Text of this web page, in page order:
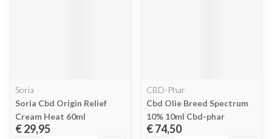
Soria
Soria Cbd Origin Relief
Cream Heat 60ml
€ 29,95
CBD-Phar
Cbd Olie Breed Spectrum
10% 10ml Cbd-phar
€ 74,50